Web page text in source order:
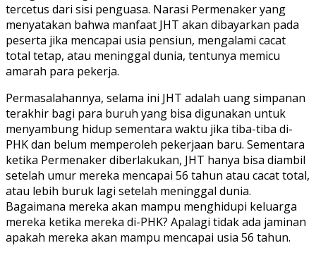
tercetus dari sisi penguasa. Narasi Permenaker yang
menyatakan bahwa manfaat JHT akan dibayarkan pada
peserta jika mencapai usia pensiun, mengalami cacat
total tetap, atau meninggal dunia, tentunya memicu
amarah para pekerja.
Permasalahannya, selama ini JHT adalah uang simpanan
terakhir bagi para buruh yang bisa digunakan untuk
menyambung hidup sementara waktu jika tiba-tiba di-
PHK dan belum memperoleh pekerjaan baru. Sementara
ketika Permenaker diberlakukan, JHT hanya bisa diambil
setelah umur mereka mencapai 56 tahun atau cacat total,
atau lebih buruk lagi setelah meninggal dunia.
Bagaimana mereka akan mampu menghidupi keluarga
mereka ketika mereka di-PHK? Apalagi tidak ada jaminan
apakah mereka akan mampu mencapai usia 56 tahun.